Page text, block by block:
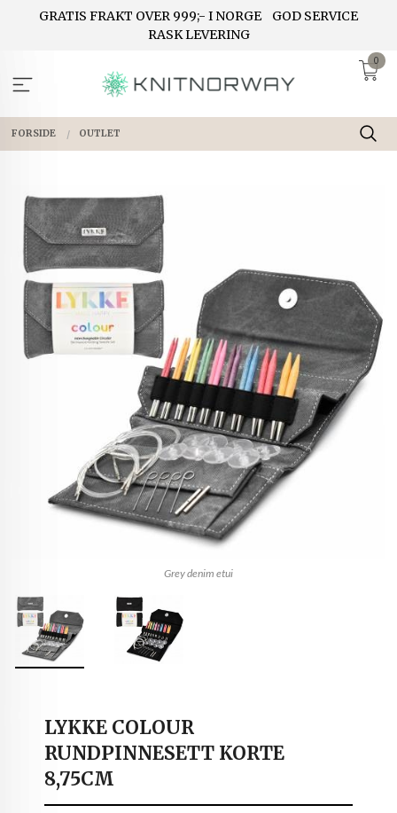
GRATIS FRAKT OVER 999;- I NORGE
GOD SERVICE
RASK LEVERING
0
FORSIDE OUTLET
Grey denim etui
LYKKE COLOUR
RUNDPINNESETT KORTE
8,75CM